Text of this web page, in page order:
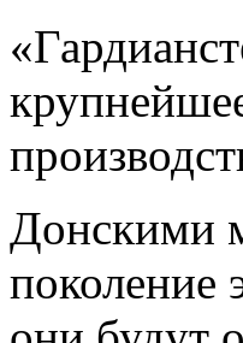
Донскими
поколение